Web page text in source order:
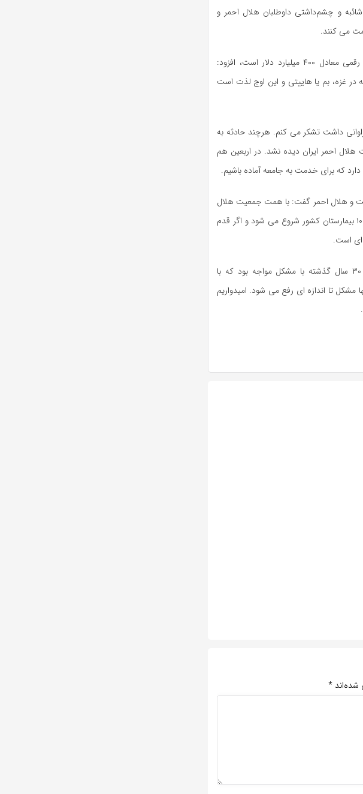
و چشم‌داشتی داوطلبان هلال احمر و
می کنند.
قاضی زاده هاشمی با بیان اینکه میزان خدمت داوطلبان در آمریکا رقمی معادل ۴۰۰ میلیارد دلار است، افزود:
غزه، بم یا هاییتی و این اوج لذت است
داشت تشکر می کنم. هرچند حادثه به
احمر ایران دیده نشد. در اربعین هم
که برای خدمت به جامعه آماده باشیم.
و هلال احمر گفت: با همت جمعیت هلال
احمر و معاونت درمان وزارت بهداشت طرحی با عنوان سلامت یار در ۱۰ بیمارستان کشور شروع می شود و اگر قدم
ای است.
وی افزود: اداره بیمارستان ها به علت تصمیمهای غلط سیاسی در ۳۰ سال گذشته با مشکل مواجه بود که با
مشکل تا اندازه ای رفع می شود. امیدواریم
*